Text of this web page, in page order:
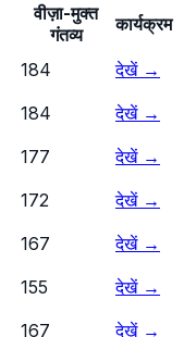
वीज़ा-मुक्त
गंतव्य
कार्यक्रम
184 देखें →
184 देखें →
177 देखें →
172 देखें →
167 देखें →
155 देखें →
167 देखें →